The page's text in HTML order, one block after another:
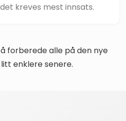
kreves mest innsats.
forberede alle på den nye
enklere senere.